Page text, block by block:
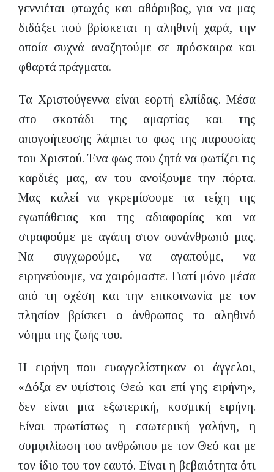
γεννιέται φτωχός και αθόρυβος, για να μας
διδάξει πού βρίσκεται η αληθινή χαρά, την
οποία συχνά αναζητούμε σε πρόσκαιρα και
φθαρτά πράγματα.
Τα Χριστούγεννα είναι εορτή ελπίδας. Μέσα
στο σκοτάδι της αμαρτίας και της
απογοήτευσης λάμπει το φως της παρουσίας
του Χριστού. Ένα φως που ζητά να φωτίζει τις
καρδιές μας, αν του ανοίξουμε την πόρτα.
Μας καλεί να γκρεμίσουμε τα τείχη της
εγωπάθειας και της αδιαφορίας και να
στραφούμε με αγάπη στον συνάνθρωπό μας.
Να συγχωρούμε, να αγαπούμε, να
ειρηνεύουμε, να χαιρόμαστε. Γιατί μόνο μέσα
από τη σχέση και την επικοινωνία με τον
πλησίον βρίσκει ο άνθρωπος το αληθινό
νόημα της ζωής του.
Η ειρήνη που ευαγγελίστηκαν οι άγγελοι,
«Δόξα εν υψίστοις Θεώ και επί γης ειρήνη»,
δεν είναι μια εξωτερική, κοσμική ειρήνη.
Είναι πρωτίστως η εσωτερική γαλήνη, η
συμφιλίωση του ανθρώπου με τον Θεό και με
τον ίδιο του τον εαυτό. Είναι η βεβαιότητα ότι